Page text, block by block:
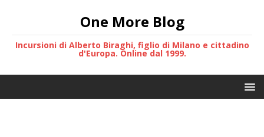
One More Blog
Incursioni di Alberto Biraghi, figlio di Milano e cittadino
d'Europa. Online dal 1999.